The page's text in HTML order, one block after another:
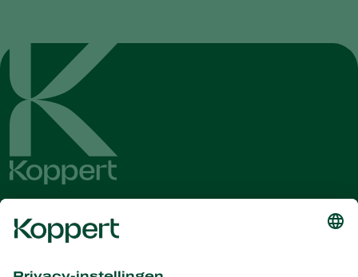
Ontvang het laatste nieuws en
informatie